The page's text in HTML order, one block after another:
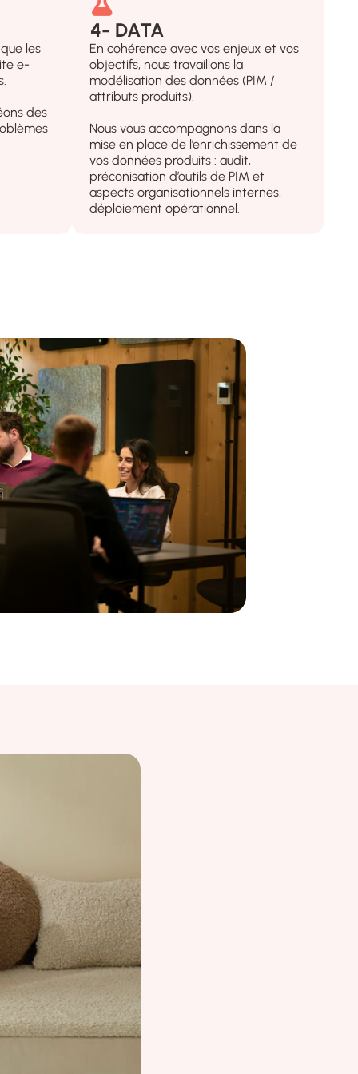
les
e-
des
4- DATA
En cohérence avec vos enjeux et vos
objectifs, nous travaillons la
modélisation des données (PIM /
attributs produits).
Nous vous accompagnons dans la
mise en place de l’enrichissement de
vos données produits : audit,
préconisation d’outils de PIM et
aspects organisationnels internes,
déploiement opérationnel.